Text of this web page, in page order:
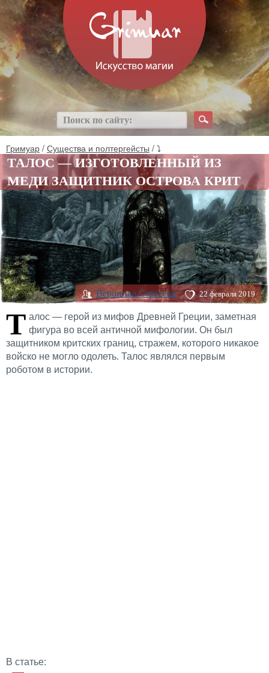
Гримуар / Существа и полтергейсты / ⤵
ТАЛОС — ИЗГОТОВЛЕННЫЙ ИЗ
МЕДИ ЗАЩИТНИК ОСТРОВА КРИТ
Вероника Сергеева 22 февраля 2019
Т алос — герой из мифов Древней Греции, заметная
фигура во всей античной мифологии. Он был
защитником критских границ, стражем, которого никакое
войско не могло одолеть. Талос являлся первым
роботом в истории.
В статье: